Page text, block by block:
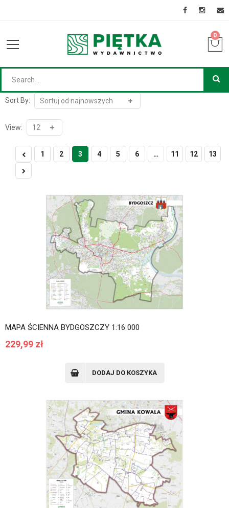
0
Sort By:
View:
1 2 3 4 5 6 … 11 12 13
MAPA ŚCIENNA BYDGOSZCZY 1:16 000
229,99 zł
DODAJ DO KOSZYKA